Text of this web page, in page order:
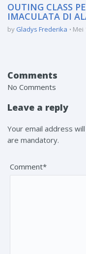
OUTING CLASS
IMACULATA DI
by Gladys Frederika Mei
Comments
No Comments
Leave a reply
Your email address
are mandatory.
Comment*